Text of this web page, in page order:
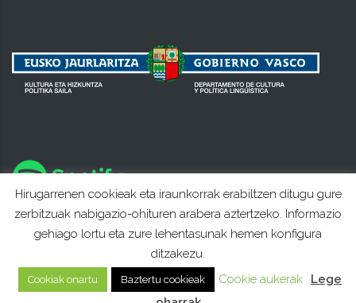
Hirugarrenen cookieak eta iraunkorrak erabiltzen ditugu gure
zerbitzuak nabigazio-ohituren arabera aztertzeko. Informazio
gehiago lortu eta zure lehentasunak hemen konfigura
ditzakezu.
Cookiak onartu Baztertu cookieak Cookie aukerak
Lege